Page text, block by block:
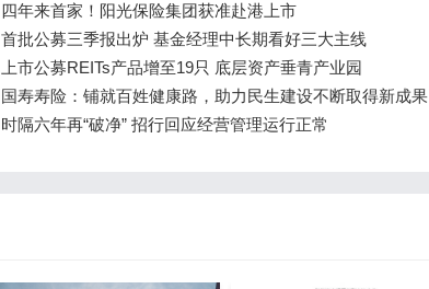
四年来首家！阳光保险集团获准赴港上市
首批公募三季报出炉 基金经理中长期看好三大主线
上市公募REITs产品增至19只 底层资产垂青产业园
国寿寿险：铺就百姓健康路，助力民生建设不断取得新成果
时隔六年再“破净” 招行回应经营管理运行正常